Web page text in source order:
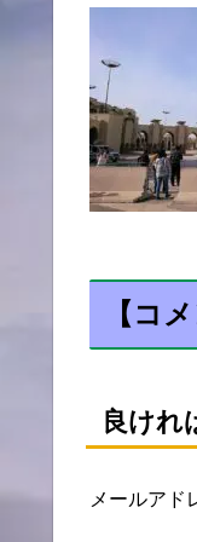
【コ
良けれ
メールアド